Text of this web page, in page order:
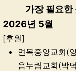
가장 필요
2026년 5월
[후원]
면목중앙교회(
음누림교회(박